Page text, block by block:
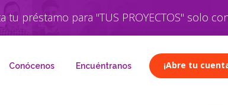
tu préstamo para"TU FAMILIA"solo con
Conócenos Encuéntranos ¡Abre tu